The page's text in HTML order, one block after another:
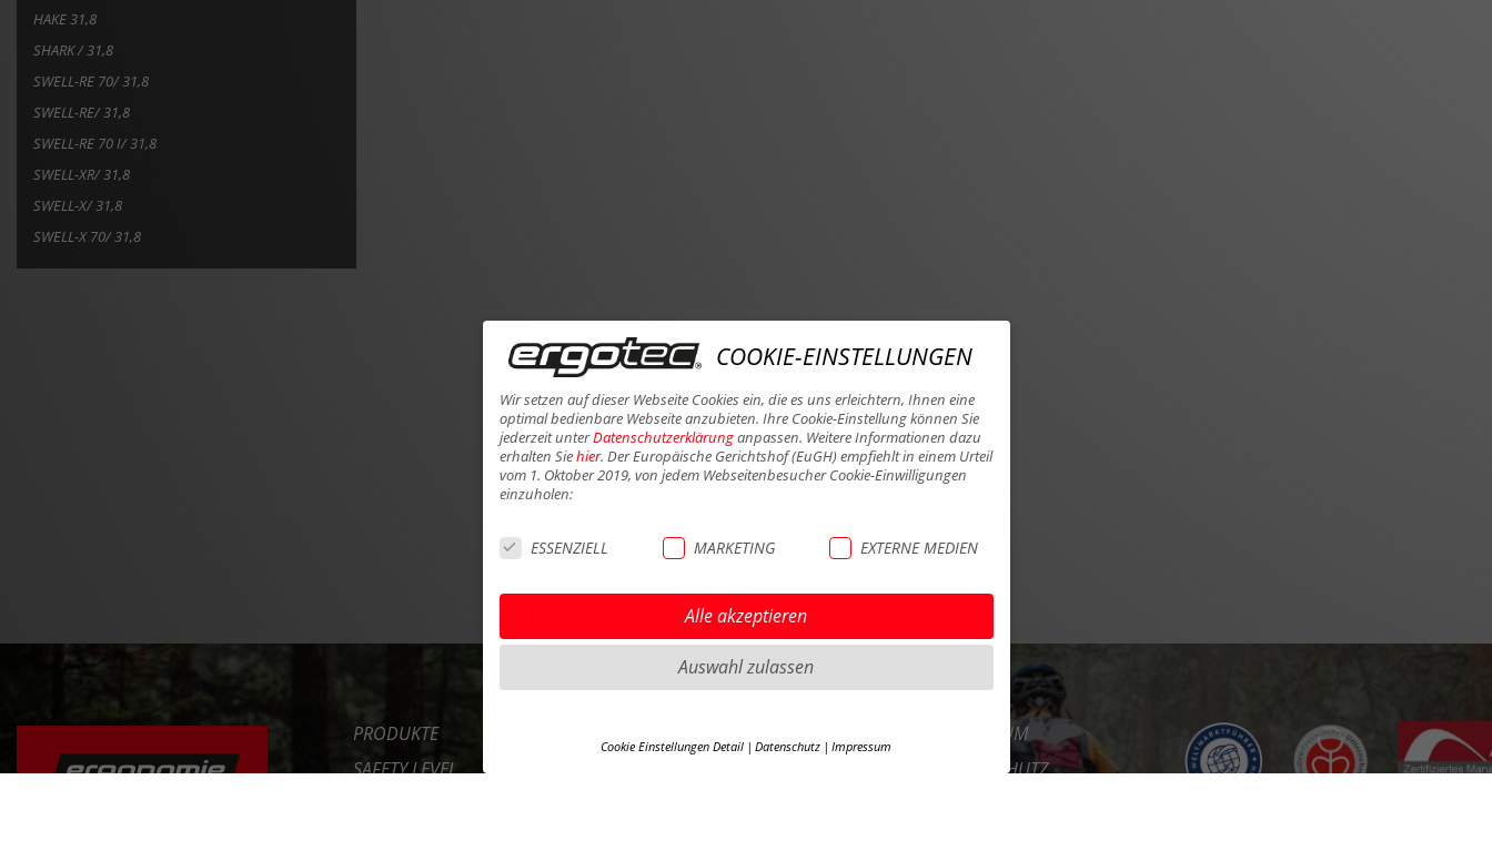
HAKE 31,8
SHARK / 31,8
SWELL-RE 70/ 31,8
SWELL-RE/ 31,8
SWELL-RE 70 I/ 31,8
SWELL-XR/ 31,8
SWELL-X/ 31,8
SWELL-X 70/ 31,8
PRODUKTE
SAFETY LEVEL
IMPRESSUM
DATENSCHUTZ
COOKIE-EINSTELLUNGEN
Wir setzen auf dieser Webseite Cookies ein, die es uns erleichtern, Ihnen eine
optimal bedienbare Webseite anzubieten. Ihre Cookie-Einstellung können Sie
jederzeit unterDatenschutzerklärunganpassen. Weitere Informationen dazu
erhalten Siehier. Der Europäische Gerichtshof (EuGH) empfiehlt in einem Urteil
vom 1. Oktober 2019, von jedem Webseitenbesucher Cookie-Einwilligungen
einzuholen:
ESSENZIELL MARKETING EXTERNE MEDIEN
Alle akzeptieren
Auswahl zulassen
Cookie Einstellungen Detail Datenschutz Impressum